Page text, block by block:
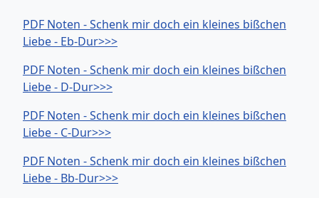
PDF Noten - Schenk mir doch ein kleines bißchen
Liebe - Eb-Dur>>>
PDF Noten - Schenk mir doch ein kleines bißchen
Liebe - D-Dur>>>
PDF Noten - Schenk mir doch ein kleines bißchen
Liebe - C-Dur>>>
PDF Noten - Schenk mir doch ein kleines bißchen
Liebe - Bb-Dur>>>